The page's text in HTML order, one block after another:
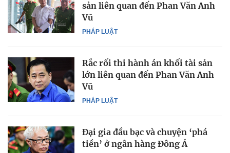
PHÁP LUẬT
sản liên quan đến Phan Văn Anh
Vũ
PHÁP LUẬT
Rắc rối thi hành án khối tài sản
lớn liên quan đến Phan Văn Anh
Vũ
Đại gia đầu bạc và chuyện ‘phá
tiền’ ở ngân hàng Đông Á